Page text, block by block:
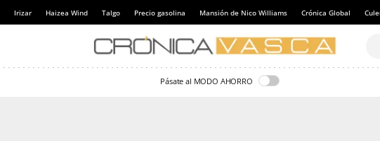
Irizar Haizea Wind Talgo Precio gasolina Mansión de Nico Williams Crónica Global
Pásate al MODO AHORRO